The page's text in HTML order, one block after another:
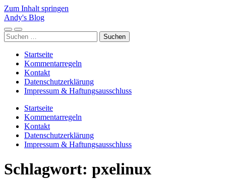
Zum Inhalt springen
Andy's Blog
Mobile-
Menü
Suchfeld
ein-/ausblenden
Suchen
nach:
Startseite
Kommentarregeln
Kontakt
Datenschutzerklärung
Impressum & Haftungsausschluss
Startseite
Kommentarregeln
Kontakt
Datenschutzerklärung
Impressum & Haftungsausschluss
Schlagwort: pxelinux